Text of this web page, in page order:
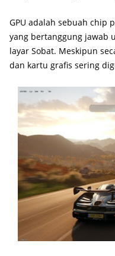
GPU adalah sebuah chip
yang bertanggung jawab
layar Sobat. Meskipun
dan kartu grafis sering